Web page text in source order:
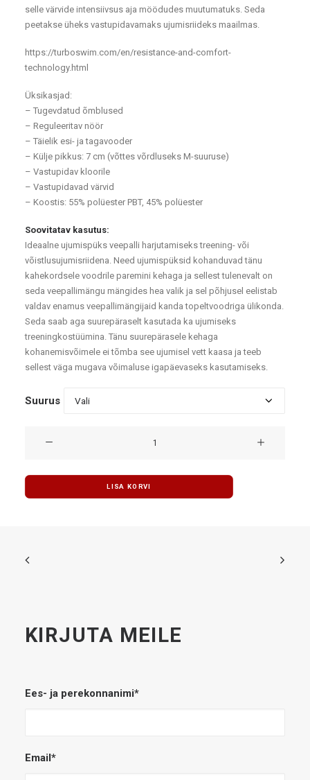
selle värvide intensiivsus aja möödudes muutumatuks. Seda
peetakse üheks vastupidavamaks ujumisriideks maailmas.
https://turboswim.com/en/resistance-and-comfort-
technology.html
Üksikasjad:
– Tugevdatud õmblused
– Reguleeritav nöör
– Täielik esi- ja tagavooder
– Külje pikkus: 7 cm (võttes võrdluseks M-suuruse)
– Vastupidav kloorile
– Vastupidavad värvid
– Koostis: 55% polüester PBT, 45% polüester
Soovitatav kasutus:
Ideaalne ujumispüks veepalli harjutamiseks treening- või
võistlusujumisriidena. Need ujumispüksid kohanduvad tänu
kahekordsele voodrile paremini kehaga ja sellest tulenevalt on
seda veepallimängu mängides hea valik ja sel põhjusel eelistab
valdav enamus veepallimängijaid kanda topeltvoodriga ülikonda.
Seda saab aga suurepäraselt kasutada ka ujumiseks
treeningkostüümina. Tänu suurepärasele kehaga
kohanemisvõimele ei tõmba see ujumisel vett kaasa ja teeb
sellest väga mugava võimaluse igapäevaseks kasutamiseks.
Suurus
LISA KORVI
KIRJUTA MEILE
Ees- ja perekonnanimi*
Email*